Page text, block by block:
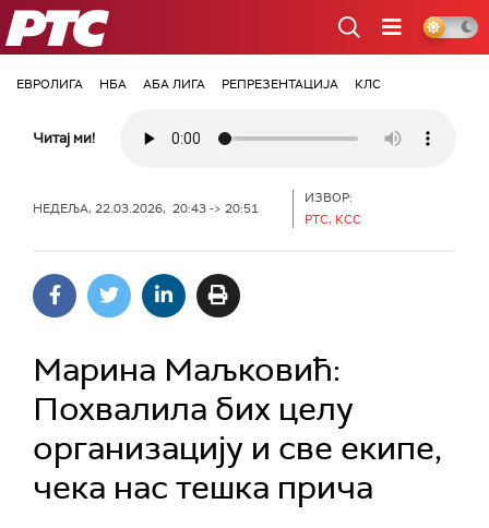
РТС
ЕВРОЛИГА НБА АБА ЛИГА РЕПРЕЗЕНТАЦИЈА КЛС
Читај ми!
НЕДЕЉА, 22.03.2026, 20:43 -> 20:51
ИЗВОР:
РТС, КСС
Марина Маљковић:
Похвалила бих целу
организацију и све екипе,
чека нас тешка прича